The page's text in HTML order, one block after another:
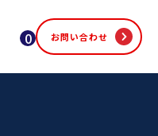
0 お問い合わせ